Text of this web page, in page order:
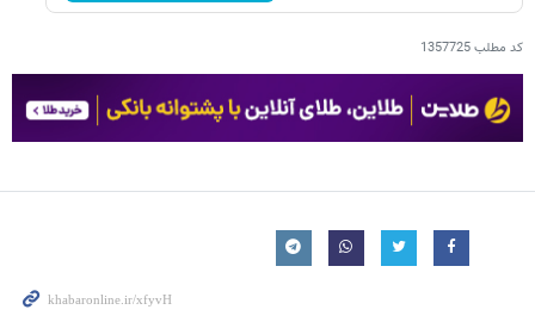
کد مطلب1357725